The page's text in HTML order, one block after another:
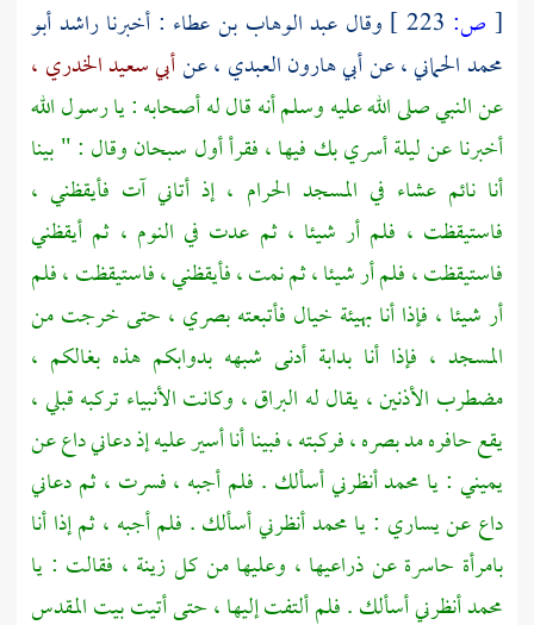
[ ص: وقال عبد الوهاب بن عطاء : أخبرناراشد أبو
محمد الحماني ،عنأبي هارون العبدي ،عنأبي سعيد الخدري ،
عن النبي صلى الله عليه وسلم أنه قال له أصحابه : يا رسول الله
أخبرنا عن ليلة أسري بك فيها ، فقرأ أول سبحان وقال : " بينا
أنا نائم عشاء في المسجد الحرام ،إذ أتاني آت فأيقظني ،
فاستيقظت ، فلم أر شيئا ، ثم عدت في النوم ، ثم أيقظني
فاستيقظت ، فلم أر شيئا ، ثم نمت ، فأيقظني ، فاستيقظت ، فلم
أر شيئا ، فإذا أنا بهيئة خيال فأتبعته بصري ، حتى خرجت من
المسجد ، فإذا أنا بدابة أدنى شبهه بدوابكم هذه بغالكم ،
مضطرب الأذنين ، يقال له البراق ، وكانت الأنبياء تركبه قبلي ،
يقع حافره مد بصره ، فركبته ، فبينا أنا أسير عليه إذ دعاني داع عن
يميني : يا محمدأنظرني أسألك . فلم أجبه ، فسرت ، ثم دعاني
داع عن يساري : يامحمدأنظرني أسألك . فلم أجبه ، ثم إذا أنا
بامرأة حاسرة عن ذراعيها ، وعليها من كل زينة ، فقالت : يا
محمدأنظرني أسألك . فلم ألتفت إليها ، حتى أتيتبيت المقدس